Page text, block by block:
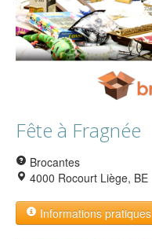
Fête à Fragnée
Brocantes
4000 Rocourt Liège, BE
Informations pratiques